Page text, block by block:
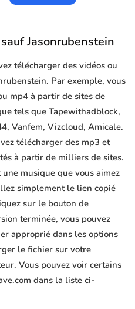
Jasonrubenstein
télécharger des vidéos ou
Par exemple, vous
mp4 à partir de sites de
tels que Tapewithadblock,
Vanfem, Vizcloud, Amicale.
télécharger des mp3 et
à partir de milliers de sites.
musique que vous aimez
simplement le lien copié
sur le bouton de
terminée, vous pouvez
approprié dans les options
le fichier sur votre
Vous pouvez voir certains
dans la liste ci-